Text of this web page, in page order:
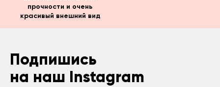
прочности и очень
красивый внешний вид
Подпишись
на наш Instagram